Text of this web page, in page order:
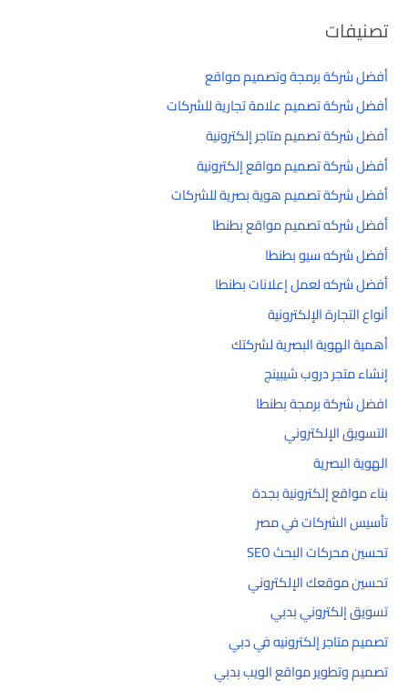
تصنيفات
أفضل شركة برمجة وتصميم مواقع
أفضل شركة تصميم علامة تجارية للشركات
أفضل شركة تصميم متاجر إلكترونية
أفضل شركة تصميم مواقع إلكترونية
أفضل شركة تصميم هوية بصرية للشركات
أفضل شركه تصميم مواقع بطنطا
أفضل شركه سيو بطنطا
أفضل شركه لعمل إعلانات بطنطا
أنواع التجارة الإلكترونية
أهمية الهوية البصرية لشركتك
إنشاء متجر دروب شيبينج
افضل شركة برمجة بطنطا
التسويق الإلكتروني
الهوية البصرية
بناء مواقع إلكترونية بجدة
تأسيس الشركات في مصر
تحسين محركات البحث SEO
تحسين موقعك الإلكتروني
تسويق إلكتروني بدبي
تصميم متاجر إلكترونيه في دبي
تصميم وتطوير مواقع الويب بدبي